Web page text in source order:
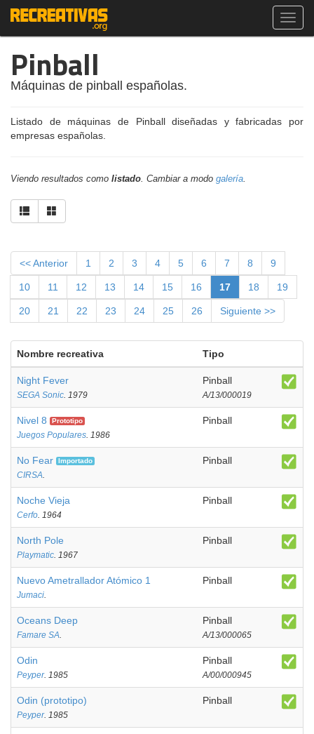
Pinball
Máquinas de pinball españolas.
Listado de máquinas de Pinball diseñadas y fabricadas por
empresas españolas.
Viendo resultados como listado. Cambiar a modo galería.
<< Anterior 1 2 3 4 5 6 7 8 9
10 11 12 13 14 15 16 17 18 19
20 21 22 23 24 25 26 Siguiente >>
Nombre recreativa Tipo
Night Fever
SEGA Sonic. 1979
Pinball
A/13/000019
Nivel 8 Prototipo
Juegos Populares. 1986
Pinball
No Fear Importado
CIRSA.
Pinball
Noche Vieja
Cerfo. 1964
Pinball
North Pole
Playmatic. 1967
Pinball
Nuevo Ametrallador Atómico 1
Jumaci.
Pinball
Oceans Deep
Famare SA.
Pinball
A/13/000065
Odin
Peyper. 1985
Pinball
A/00/000945
Odin (prototipo)
Peyper. 1985
Pinball